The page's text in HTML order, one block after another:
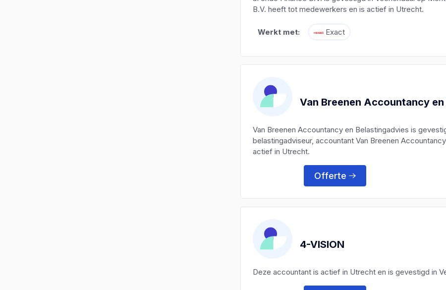
B.V. heeft tot medewerkers en is actief in Utrecht.
Werkt met: Exact
Van Breenen Accountancy
Van Breenen Accountancy en Belastingadvies is
belastingadviseur, accountant Van Breenen
actief in Utrecht.
Offerte
4-VISION
Deze accountant is actief in Utrecht en is gevestigd in